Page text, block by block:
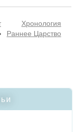
Хронология
Раннее Царство